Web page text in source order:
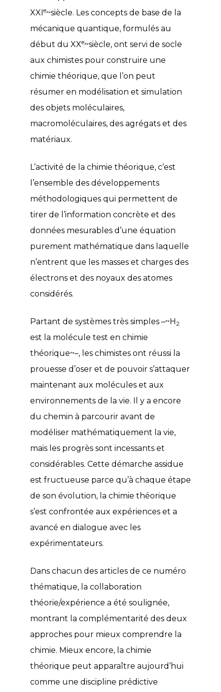
XXIe~siècle. Les concepts de base de la
mécanique quantique, formulés au
début du XXe~siècle, ont servi de socle
aux chimistes pour construire une
chimie théorique, que l’on peut
résumer en modélisation et simulation
des objets moléculaires,
macromoléculaires, des agrégats et des
matériaux.
L’activité de la chimie théorique, c’est
l’ensemble des développements
méthodologiques qui permettent de
tirer de l’information concrète et des
données mesurables d’une équation
purement mathématique dans laquelle
n’entrent que les masses et charges des
électrons et des noyaux des atomes
considérés.
Partant de systèmes très simples –~H2
est la molécule test en chimie
théorique~–, les chimistes ont réussi la
prouesse d’oser et de pouvoir s’attaquer
maintenant aux molécules et aux
environnements de la vie. Il y a encore
du chemin à parcourir avant de
modéliser mathématiquement la vie,
mais les progrès sont incessants et
considérables. Cette démarche assidue
est fructueuse parce qu’à chaque étape
de son évolution, la chimie théorique
s’est confrontée aux expériences et a
avancé en dialogue avec les
expérimentateurs.
Dans chacun des articles de ce numéro
thématique, la collaboration
théorie/expérience a été soulignée,
montrant la complémentarité des deux
approches pour mieux comprendre la
chimie. Mieux encore, la chimie
théorique peut apparaître aujourd’hui
comme une discipline prédictive